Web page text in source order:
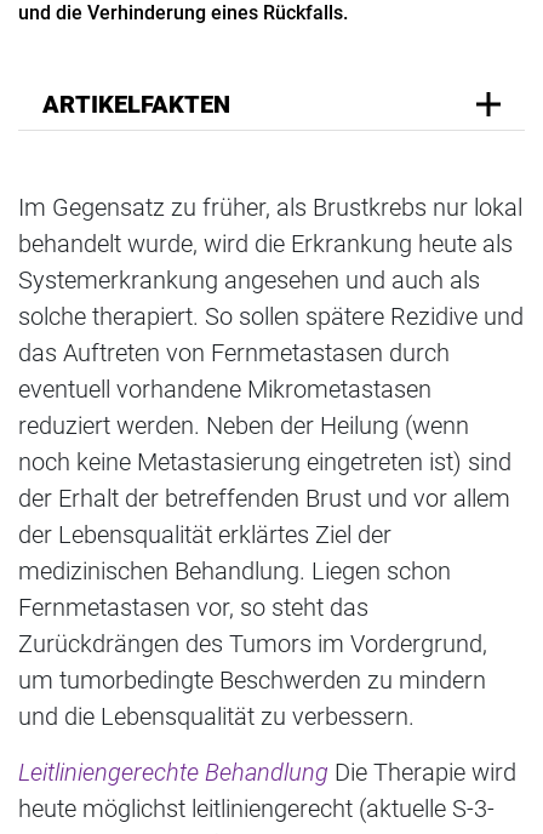
und die Verhinderung eines Rückfalls.
ARTIKELFAKTEN
Im Gegensatz zu früher, als Brustkrebs nur lokal
behandelt wurde, wird die Erkrankung heute als
Systemerkrankung angesehen und auch als
solche therapiert. So sollen spätere Rezidive und
das Auftreten von Fernmetastasen durch
eventuell vorhandene Mikrometastasen
reduziert werden. Neben der Heilung (wenn
noch keine Metastasierung eingetreten ist) sind
der Erhalt der betreffenden Brust und vor allem
der Lebensqualität erklärtes Ziel der
medizinischen Behandlung. Liegen schon
Fernmetastasen vor, so steht das
Zurückdrängen des Tumors im Vordergrund,
um tumorbedingte Beschwerden zu mindern
und die Lebensqualität zu verbessern.
Leitliniengerechte Behandlung Die Therapie wird
heute möglichst leitliniengerecht (aktuelle S-3-